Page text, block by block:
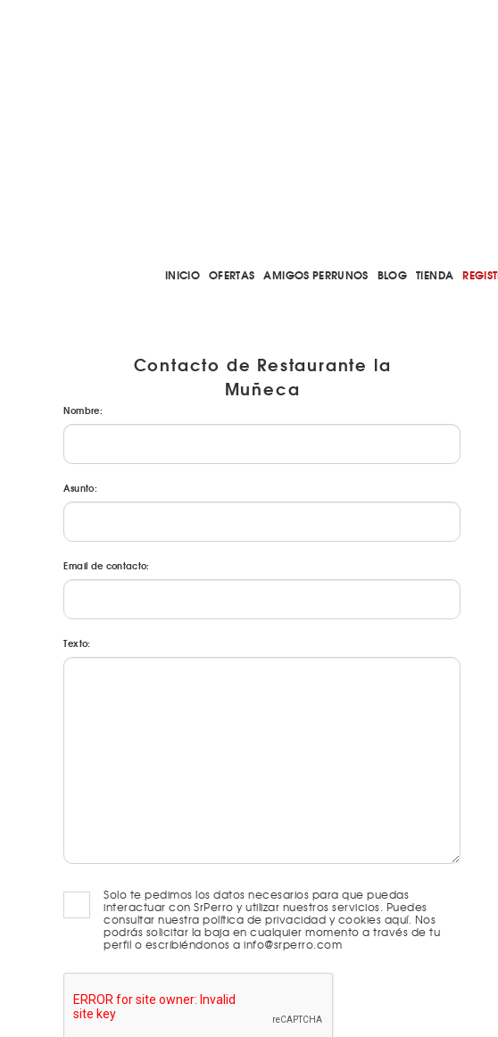
INICIO OFERTAS AMIGOS PERRUNOS BLOG TIENDA
Contacto de Restaurante la
Muñeca
Nombre:
Asunto:
Email de contacto:
Texto:
Solo te pedimos los datos necesarios para que puedas
interactuar con SrPerro y utilizar nuestros servicios. Puedes
consultar nuestra política de privacidad y cookies aquí. Nos
podrás solicitar la baja en cualquier momento a través de tu
perfil o escribiéndonos a info@srperro.com